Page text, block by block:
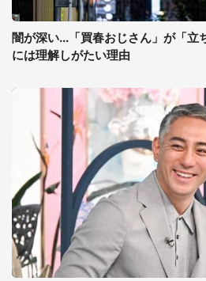
闇が深い...「買春おじさん」が「立
には理解しがたい理由